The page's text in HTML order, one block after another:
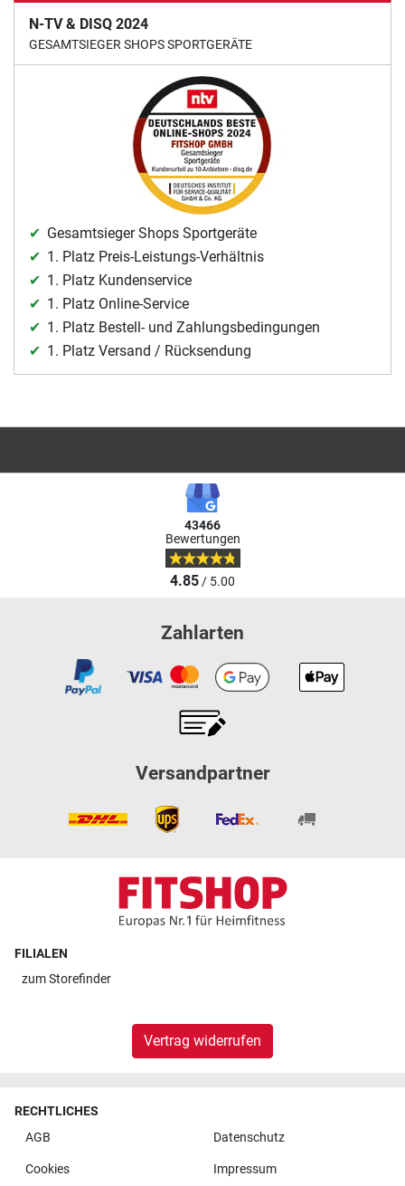
N-TV & DISQ 2024
GESAMTSIEGER SHOPS SPORTGERÄTE
Gesamtsieger Shops Sportgeräte
1. Platz Preis-Leistungs-Verhältnis
1. Platz Kundenservice
1. Platz Online-Service
1. Platz Bestell- und Zahlungsbedingungen
1. Platz Versand / Rücksendung
43466
Bewertungen
4.85/ 5.00
Zahlarten
Versandpartner
FILIALEN
zumStorefinder
Vertrag widerrufen
RECHTLICHES
AGB
Datenschutz
Cookies Impressum